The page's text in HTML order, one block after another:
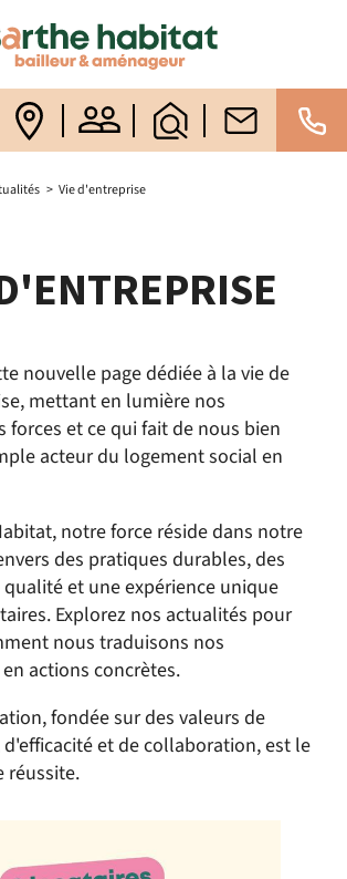
> Vie d'entreprise
nouvelle page dédiée à la vie de
mettant en lumière nos
forces et ce qui fait de nous bien
acteur du logement social en
notre force réside dans notre
des pratiques durables, des
et une expérience unique
Explorez nos actualités pour
nous traduisons nos
actions concrètes.
fondée sur des valeurs de
et de collaboration, est le
réussite.